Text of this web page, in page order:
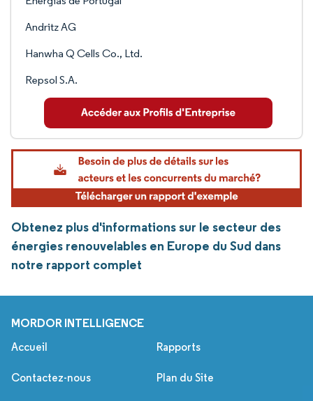
Andritz AG
Hanwha Q Cells Co., Ltd.
Repsol S.A.
Obtenez plus d'informations sur le secteur des
énergies renouvelables en Europe du Sud dans
notre rapport complet
MORDOR INTELLIGENCE
Accueil Rapports
Contactez-nous Plan du Site